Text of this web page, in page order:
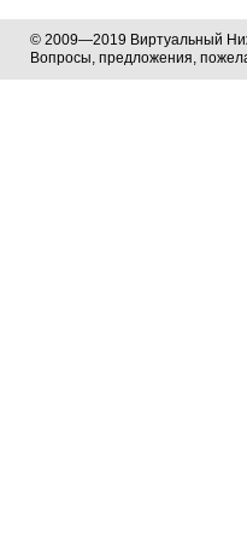
© 2009—2019 Виртуальный
Вопросы, предложения,